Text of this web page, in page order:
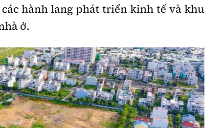
hành lang phát triển kinh tế và khu
ở.